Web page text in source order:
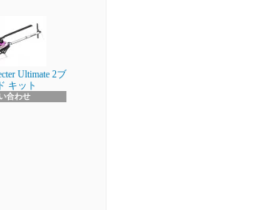
Ultimate 2ブ
キット
合わせ